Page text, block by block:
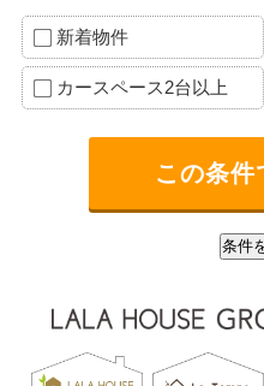
新着物件
カースペース2台以上